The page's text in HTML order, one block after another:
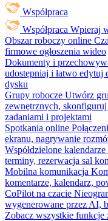
Współpraca
Współpraca Wpieraj
Obszar roboczy online
firmowe ogłoszenia wideo
Dokumenty i
udostępniaj i łatwo
dysku
Grupy robocze Utwórz
zewnętrznych, skonfiguruj
zadaniami i projektami
Spotkania online
ekranu, nagrywanie
Współdzielone kalendarze
terminy, rezerwacja sal
Mobilna komunikacja
komentarze, kalendarz,
CoPilot na czacie
wygenerowane przez AI,
Zobacz wszystkie funkcje